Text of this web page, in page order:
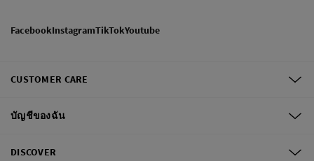
FacebookInstagramTikTokYoutube
CUSTOMER CARE
บัญชีของฉัน
DISCOVER